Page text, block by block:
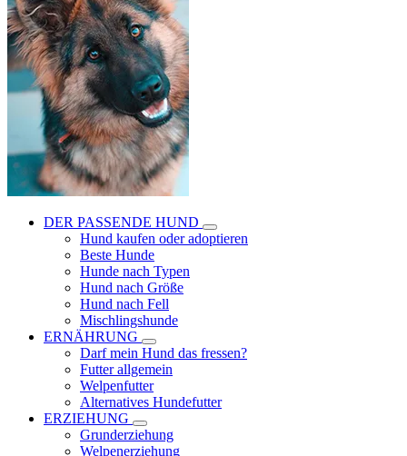
DER PASSENDE HUND
Hund kaufen oder adoptieren
Beste Hunde
Hunde nach Typen
Hund nach Größe
Hund nach Fell
Mischlingshunde
ERNÄHRUNG
Darf mein Hund das fressen?
Futter allgemein
Welpenfutter
Alternatives Hundefutter
ERZIEHUNG
Grunderziehung
Welpenerziehung